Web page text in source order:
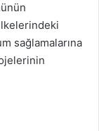
sağlamalarına